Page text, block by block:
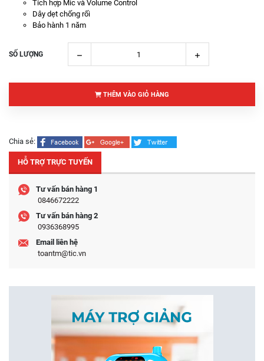
Tích hợp Mic và Volume Control
Dây dẹt chống rối
Bảo hành 1 năm
SỐ LƯỢNG
THÊM VÀO GIỎ HÀNG
Chia sẻ:
HỖ TRỢ TRỰC TUYẾN
Tư vấn bán hàng 1
0846672222
Tư vấn bán hàng 2
0936368995
Email liên hệ
toantm@tic.vn